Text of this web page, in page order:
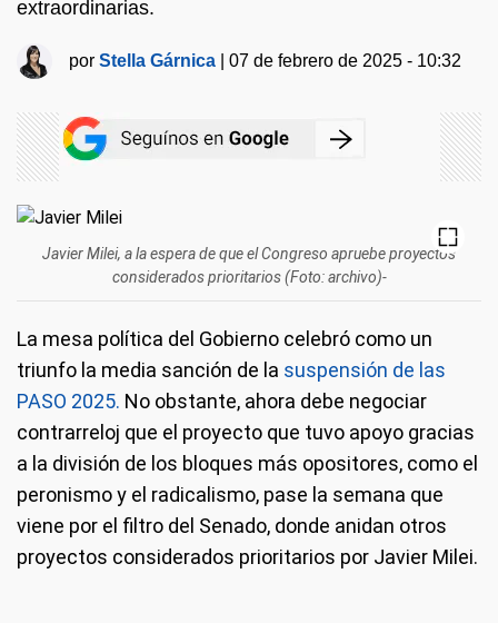
extraordinarias.
porStella Gárnica |07 de febrero de 2025 - 10:32
Javier Milei, a la espera de que el Congreso apruebe proyectos
considerados prioritarios (Foto: archivo)-
La mesa política del Gobierno celebró como un
triunfo la media sanción de la suspensión de las
PASO 2025. No obstante, ahora debe negociar
contrarreloj que el proyecto que tuvo apoyo gracias
a la división de los bloques más opositores, como el
peronismo y el radicalismo, pase la semana que
viene por el filtro del Senado, donde anidan otros
proyectos considerados prioritarios por Javier Milei.